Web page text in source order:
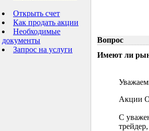
Открыть счет
Как продать акции
Необходимые
документы
Запрос на услуги
Вопрос
Имеют ли
Акции
С